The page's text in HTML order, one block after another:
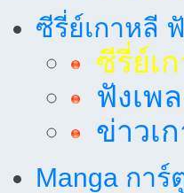
ซีรี่ย์เกาหลี
ซีรี่ย์เ
ฟังเพ
ข่าวเ
Manga การ์